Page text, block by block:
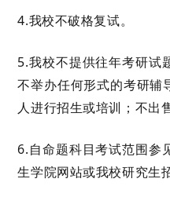
4.我校不破格复试。
5.我校不提供往年考研试
不举办任何形式的考研辅
人进行招生或培训；不出
6.自命题科目考试范围参
生学院网站或我校研究生